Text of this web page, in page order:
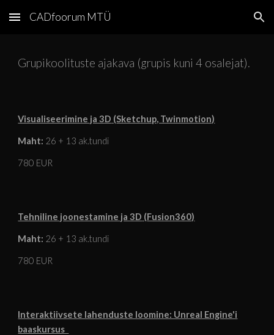
Skip to main content Skip to navigation
CADfoorum MTÜ
Grupikoolituste ajakava (grupis kuni 4 osalejat).
Visualiseerimine ja 3D (Sketchup, Twinmotion)
Maht: 26 + 13 ak.tundi
780 EUR
Tehniline joonestamine ja 3D (Fusion360)
Maht: 26 + 1 3 ak.tundi
780 EUR
Interaktiivsete lahenduste loomine: Unreal Engine'i
baaskursus